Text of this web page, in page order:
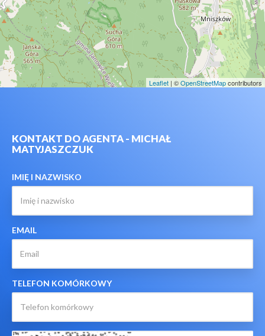
Leaflet | ©OpenStreetMapcontributors
KONTAKT DO AGENTA - MICHAŁ
MATYJASZCZUK
IMIĘ I NAZWISKO
EMAIL
TELEFON KOMÓRKOWY